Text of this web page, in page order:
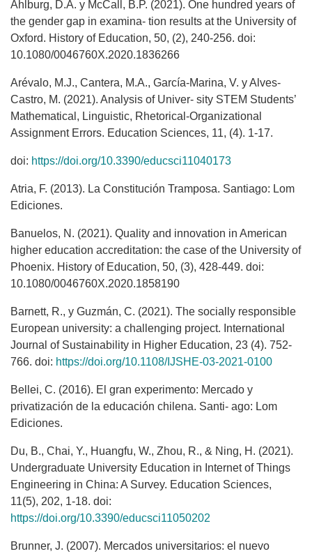
Ahlburg, D.A. y McCall, B.P. (2021). One hundred years of
the gender gap in examina- tion results at the University of
Oxford. History of Education, 50, (2), 240-256. doi:
10.1080/0046760X.2020.1836266
Arévalo, M.J., Cantera, M.A., García-Marina, V. y Alves-
Castro, M. (2021). Analysis of Univer- sity STEM Students’
Mathematical, Linguistic, Rhetorical-Organizational
Assignment Errors. Education Sciences, 11, (4). 1-17.
doi: https://doi.org/10.3390/educsci11040173
Atria, F. (2013). La Constitución Tramposa. Santiago: Lom
Ediciones.
Banuelos, N. (2021). Quality and innovation in American
higher education accreditation: the case of the University of
Phoenix. History of Education, 50, (3), 428-449. doi:
10.1080/0046760X.2020.1858190
Barnett, R., y Guzmán, C. (2021). The socially responsible
European university: a challenging project. International
Journal of Sustainability in Higher Education, 23 (4). 752-
766. doi: https://doi.org/10.1108/IJSHE-03-2021-0100
Bellei, C. (2016). El gran experimento: Mercado y
privatización de la educación chilena. Santi- ago: Lom
Ediciones.
Du, B., Chai, Y., Huangfu, W., Zhou, R., & Ning, H. (2021).
Undergraduate University Education in Internet of Things
Engineering in China: A Survey. Education Sciences,
11(5), 202, 1-18. doi:
https://doi.org/10.3390/educsci11050202
Brunner, J. (2007). Mercados universitarios: el nuevo